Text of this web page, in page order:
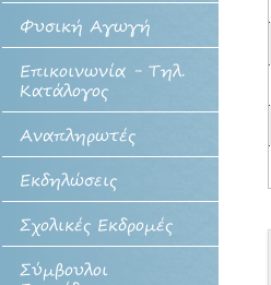
Φυσική Αγωγή
Επικοινωνία - Τηλ.
Κατάλογος
Αναπληρωτές
Εκδηλώσεις
Σχολικές Εκδρομές
Σύμβουλοι